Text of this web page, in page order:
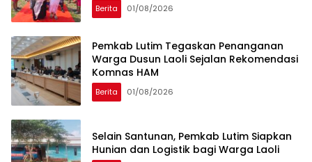
Berita 01/08/2026
Pemkab Lutim Tegaskan Penanganan
Warga Dusun Laoli Sejalan Rekomendasi
Komnas HAM
Berita 01/08/2026
Selain Santunan, Pemkab Lutim Siapkan
Hunian dan Logistik bagi Warga Laoli